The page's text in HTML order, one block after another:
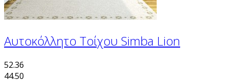
Αυτοκόλλητο Τοίχου Simba Lion
52.36
44.50